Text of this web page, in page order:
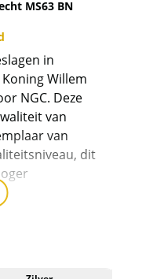
MS63 BN
in
Willem
NGC. Deze
van
van
dit
munt is